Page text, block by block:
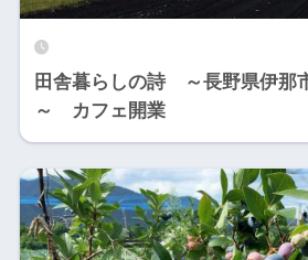
田舎暮らしの詩 ～長野県伊
～ カフェ開業